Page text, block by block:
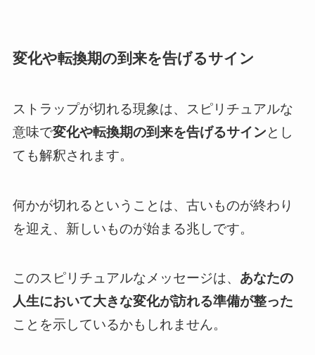
変化や転換期の到来を告げるサイン
ストラップが切れる現象は、スピリチュアルな
意味で変化や転換期の到来を告げるサインとし
ても解釈されます。
何かが切れるということは、古いものが終わり
を迎え、新しいものが始まる兆しです。
このスピリチュアルなメッセージは、 あなたの
人生において大きな変化が訪れる準備が整った
ことを示しているかもしれません。